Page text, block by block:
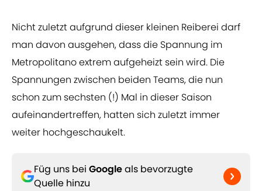
Nicht zuletzt aufgrund dieser kleinen Reiberei darf
man davon ausgehen, dass die Spannung im
Metropolitano extrem aufgeheizt sein wird. Die
Spannungen zwischen beiden Teams, die nun
schon zum sechsten (!) Mal in dieser Saison
aufeinandertreffen, hatten sich zuletzt immer
weiter hochgeschaukelt.
Füg uns bei Googleals bevorzugte
Quelle hinzu